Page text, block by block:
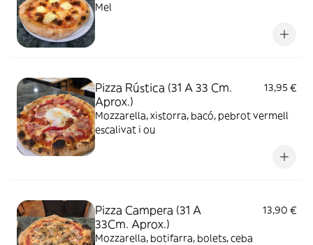
Mel
Pizza Rústica (31 A 33 Cm.
Aprox.)
13,95 €
Mozzarella, xistorra, bacó, pebrot vermell
escalivat i ou
Pizza Campera (31 A
33Cm. Aprox.)
13,90 €
Mozzarella, botifarra, bolets, ceba